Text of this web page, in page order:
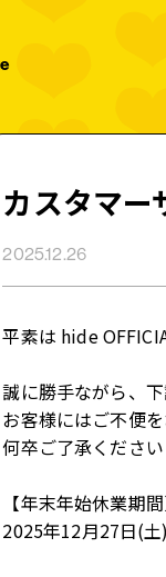
カスタマー
2025.12.26
平素は hide
誠に勝手ながら、
お客様にはご不便
何卒ご了承くださ
【年末年始休業期間
2025年12月27日(